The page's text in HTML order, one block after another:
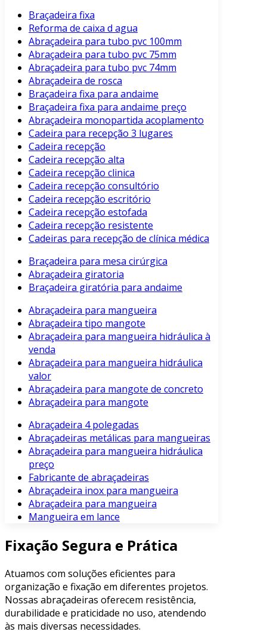
Braçadeira fixa
Reforma de caixa d agua
Abraçadeira para tubo pvc 100mm
Abraçadeira para tubo pvc 75mm
Abraçadeira para tubo pvc 74mm
Abraçadeira de rosca
Braçadeira fixa para andaime
Braçadeira fixa para andaime preço
Abraçadeira monopartida acoplamento
Cadeira para recepção 3 lugares
Cadeira recepção
Cadeira recepção alta
Cadeira recepção clinica
Cadeira recepção consultório
Cadeira recepção escritório
Cadeira recepção estofada
Cadeira recepção resistente
Cadeiras para recepção de clínica médica
Braçadeira para mesa cirúrgica
Abraçadeira giratoria
Braçadeira giratória para andaime
Abraçadeira para mangueira
Abraçadeira tipo mangote
Abraçadeira para mangueira hidráulica à
venda
Abraçadeira para mangueira hidráulica
valor
Abraçadeira para mangote de concreto
Abraçadeira para mangote
Abraçadeira 4 polegadas
Abraçadeiras metálicas para mangueiras
Abraçadeira para mangueira hidráulica
preço
Fabricante de abraçadeiras
Abraçadeira inox para mangueira
Abraçadeira para mangueira
Mangueira em lance
Fixação Segura e Prática
Atuamos com soluções eficientes para
organização e fixação em diferentes projetos.
Nossas abraçadeiras oferecem resistência,
durabilidade e praticidade no uso, atendendo
às mais diversas necessidades.